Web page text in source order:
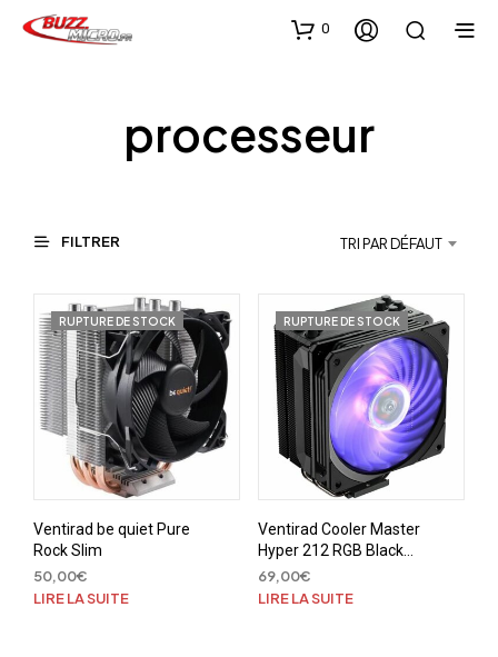
0
processeur
FILTRER TRI PAR DÉFAUT
RUPTURE DE STOCK
Ventirad be quiet Pure
Rock Slim
50,00€
LIRE LA SUITE
RUPTURE DE STOCK
Ventirad Cooler Master
Hyper 212 RGB Black
Edition
69,00€
LIRE LA SUITE